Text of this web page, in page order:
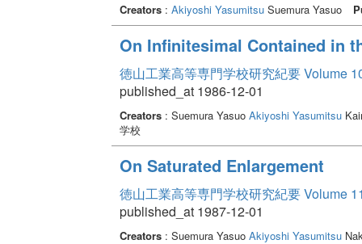
Creators: Akiyoshi YasumitsuSuemura Yasuo
On Infinitesimal Contained in
徳山工業高等専門学校研究紀要 Volume
published_at 1986-12-01
Creators: Suemura Yasuo Akiyoshi Yasumitsu
学校
On Saturated Enlargement
徳山工業高等専門学校研究紀要 Volume
published_at 1987-12-01
Creators: Suemura Yasuo Akiyoshi Yasumitsu